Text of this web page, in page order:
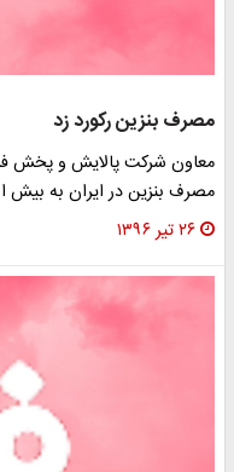
مصرف بنزین رکورد زد
معاون شرکت پالایش و پخش
مصرف بنزین در ایران به بیش از ۸۳ میلیون لیتر رسیده
۲۶ تیر ۱۳۹۶